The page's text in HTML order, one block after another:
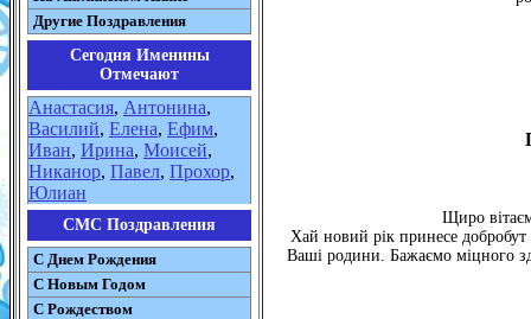
Другие Поздравления
Сегодня Именины
Отмечают
Анастасия, Антонина,
Василий, Елена, Ефим,
Иван, Ирина, Моисей,
Никанор, Павел, Прохор,
Юлиан
СМС Поздравления
С Днем Рождения
С Новым Годом
С Рождеством
Щиро
Хай новий рік принесе добробут
Ваші родини. Бажаємо міцного